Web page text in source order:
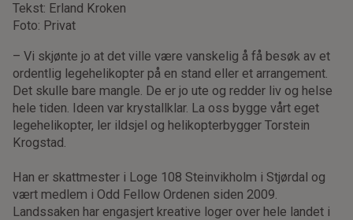
Tekst: Erland Kroken
Foto: Privat
– Vi skjønte jo at det ville være vanskelig å få besøk av et
ordentlig legehelikopter på en stand eller et arrangement.
Det skulle bare mangle. De er jo ute og redder liv og helse
hele tiden. Ideen var krystallklar. La oss bygge vårt eget
legehelikopter, ler ildsjel og helikopterbygger Torstein
Krogstad.
Han er skattmester i Loge 108 Steinvikholm i Stjørdal og
vært medlem i Odd Fellow Ordenen siden 2009.
Landssaken har engasjert kreative loger over hele landet i